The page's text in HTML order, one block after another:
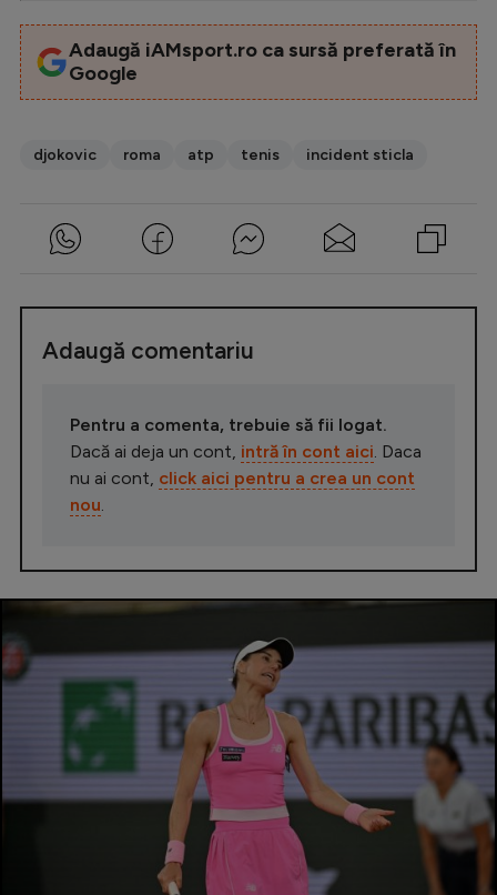
Adaugă iAMsport.ro ca sursă preferată în
Google
djokovic roma atp tenis incident sticla
Adaugă comentariu
Pentru a comenta, trebuie să fii logat.
Dacă ai deja un cont, intră în cont aici . Daca
nu ai cont, click aici pentru a crea un cont
nou